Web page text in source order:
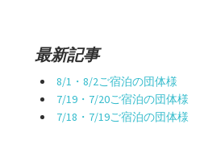
最新記事
8/1・8/2ご宿泊の団体様
7/19・7/20ご宿泊の団体様
7/18・7/19ご宿泊の団体様